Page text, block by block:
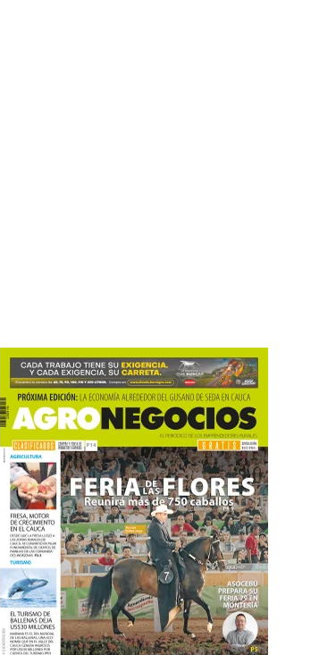
BITÁCORA EMPRESARIAL 10.000 LR
Recopilación clasificada por sectores